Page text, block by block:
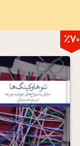
٪70